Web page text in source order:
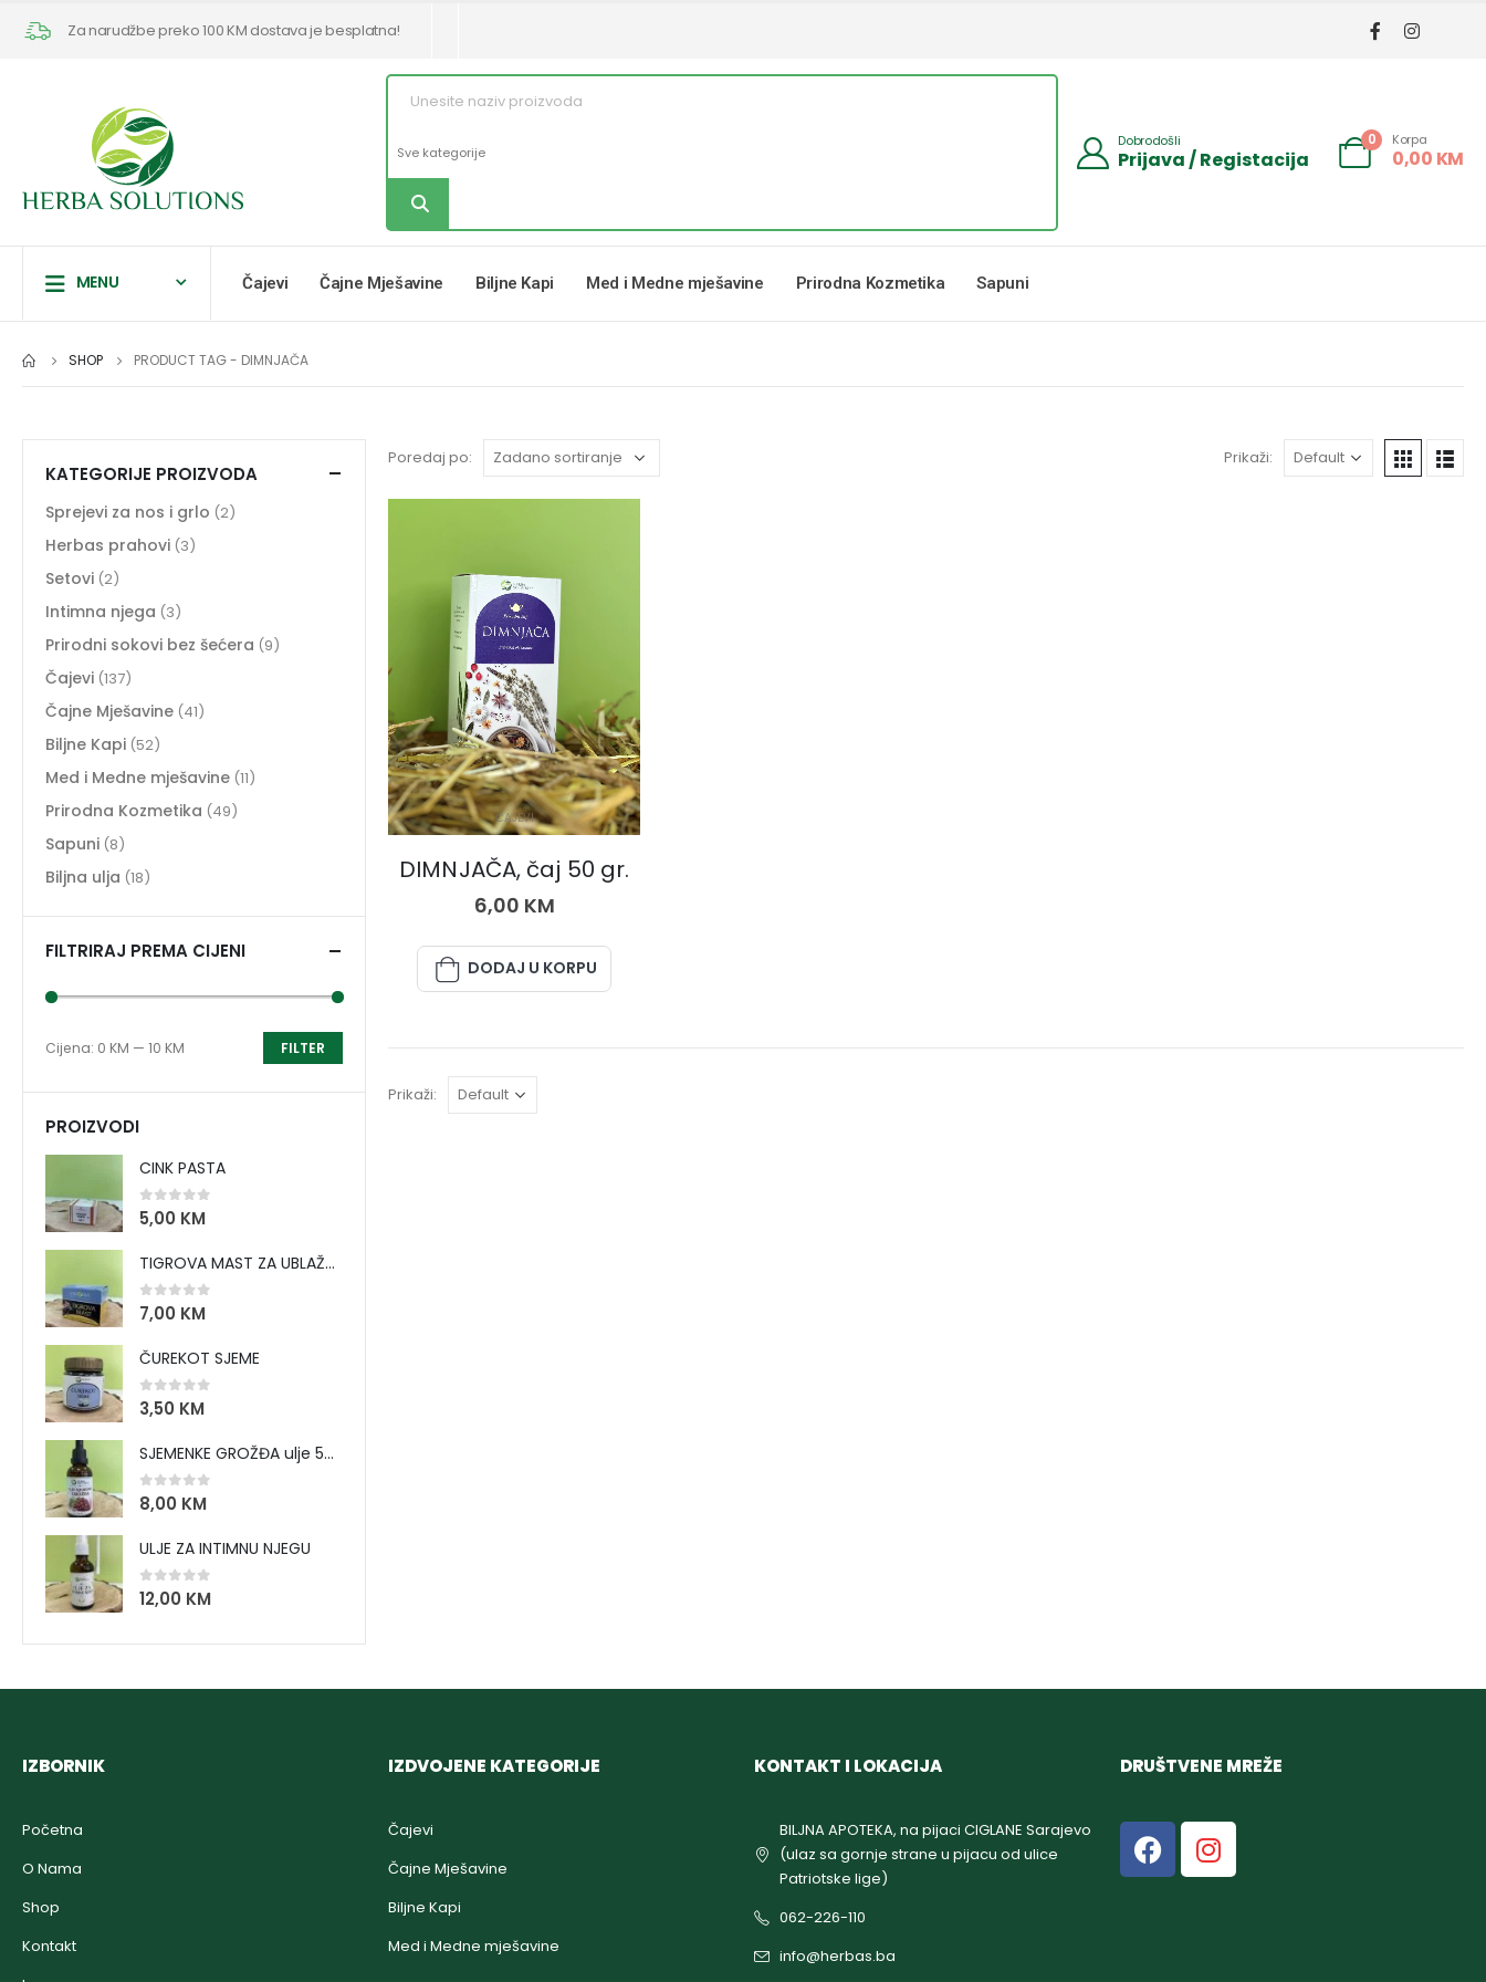
Za narudžbe preko 100 KM dostava je besplatna!
Dobrodošli
Prijava / Registacija
0 Korpa
0,00 KM
MENU Čajevi Čajne Mješavine Biljne Kapi Med i Medne mješavine Prirodna Kozmetika Sapuni
SHOP PRODUCT TAG - DIMNJAČA
Poredaj po: Prikaži:
ČAJEVI
DIMNJAČA, čaj 50 gr.
6,00 KM
DODAJ U KORPU
Prikaži:
KATEGORIJE PROIZVODA
Sprejevi za nos i grlo (2)
Herbas prahovi (3)
Setovi (2)
Intimna njega (3)
Prirodni sokovi bez šećera (9)
Čajevi (137)
Čajne Mješavine (41)
Biljne Kapi (52)
Med i Medne mješavine (11)
Prirodna Kozmetika (49)
Sapuni (8)
Biljna ulja (18)
FILTRIRAJ PREMA CIJENI
FILTER
Cijena: 0 KM — 10 KM
PROIZVODI
CINK PASTA
0 out of 5
5,00 KM
TIGROVA MAST ZA UBLAŽAVANJE BOLOVA I ZAGRIJAVANJE MIŠIĆA
0 out of 5
7,00 KM
ČUREKOT SJEME
0 out of 5
3,50 KM
SJEMENKE GROŽĐA ulje 50 ml
0 out of 5
8,00 KM
ULJE ZA INTIMNU NJEGU
0out of 5
12,00 KM
IZBORNIK
Početna
O Nama
Shop
Kontakt
IZDVOJENE KATEGORIJE
Čajevi
Čajne Mješavine
Biljne Kapi
Med i Medne mješavine
KONTAKT I LOKACIJA
BILJNA APOTEKA, na pijaci CIGLANE Sarajevo
(ulaz sa gornje strane u pijacu od ulice
Patriotske lige)
062-226-110
info@herbas.ba
DRUŠTVENE MREŽE